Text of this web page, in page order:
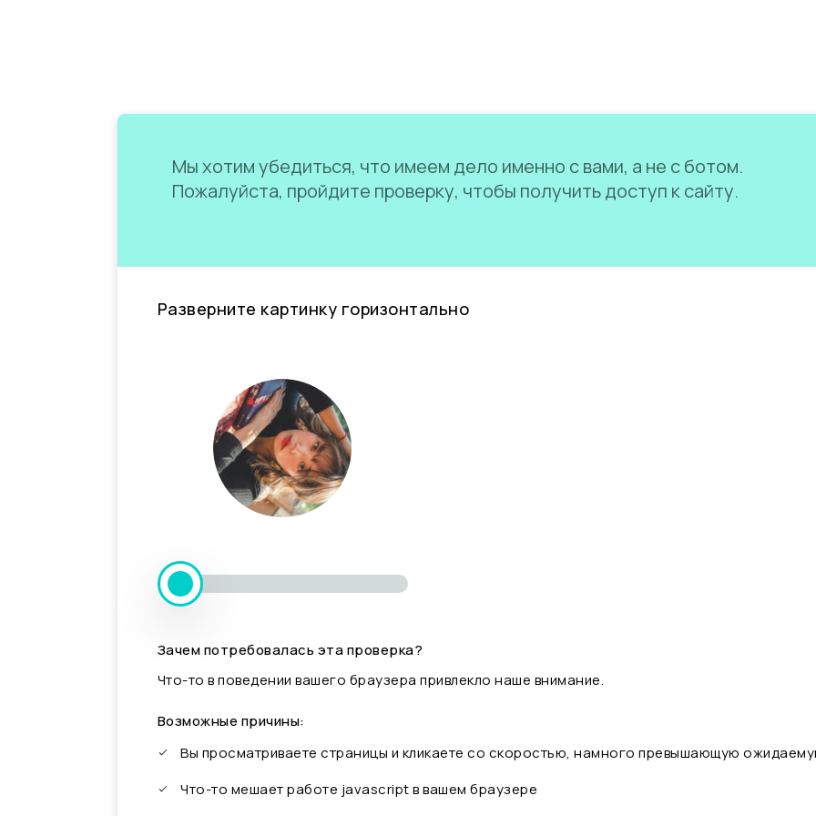
Мы хотим убедиться, что имеем дело именно с вами, а не с ботом.
Пожалуйста, пройдите проверку, чтобы получить доступ к сайту.
Разверните картинку горизонтально
Зачем потребовалась эта проверка?
Что-то в поведении вашего браузера привлекло наше внимание.
Возможные причины:
Вы просматриваете страницы и кликаете со скоростью, намного превышающую
Что-то мешает работе javascript в вашем браузере